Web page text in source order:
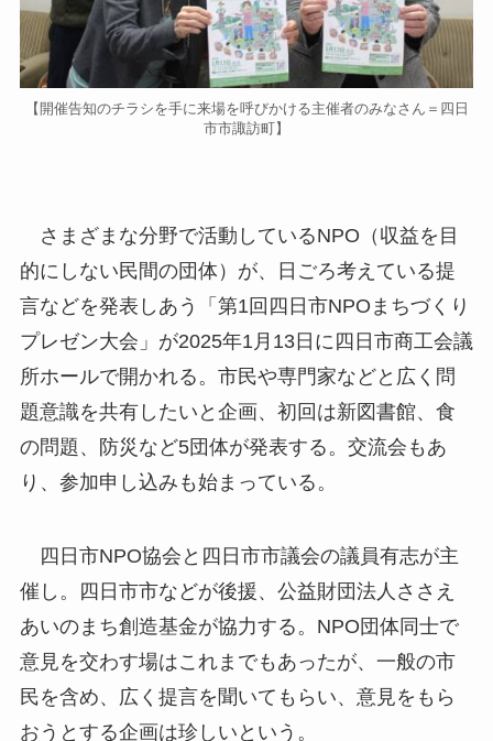
【開催告知のチラシを手に来場を呼びかける主催者のみなさん＝四日
市市諏訪町】
さまざまな分野で活動しているNPO（収益を目
的にしない民間の団体）が、日ごろ考えている提
言などを発表しあう「第1回四日市NPOまちづくり
プレゼン大会」が2025年1月13日に四日市商工会議
所ホールで開かれる。市民や専門家などと広く問
題意識を共有したいと企画、初回は新図書館、食
の問題、防災など5団体が発表する。交流会もあ
り、参加申し込みも始まっている。
四日市NPO協会と四日市市議会の議員有志が主
催し。四日市市などが後援、公益財団法人ささえ
あいのまち創造基金が協力する。NPO団体同士で
意見を交わす場はこれまでもあったが、一般の市
民を含め、広く提言を聞いてもらい、意見をもら
おうとする企画は珍しいという。